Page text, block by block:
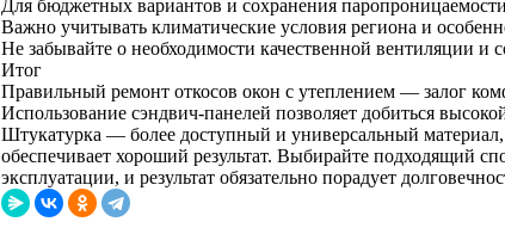
Для бюджетных вариантов и сохранения
Важно учитывать климатические условия региона и
Не забывайте о необходимости качественной вентиляции и
Итог
Правильный ремонт откосов окон с утеплением — залог
Использование сэндвич-панелей позволяет добиться
Штукатурка — более доступный и универсальный
обеспечивает хороший результат. Выбирайте подходящий
эксплуатации, и результат обязательно порадует